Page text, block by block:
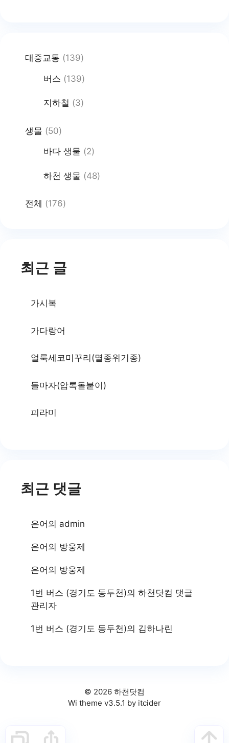
대중교통 (139)
버스 (139)
지하철 (3)
생물 (50)
바다 생물 (2)
하천 생물 (48)
전체 (176)
최근 글
가시복
가다랑어
얼룩세코미꾸리(멸종위기종)
돌마자(압록돌붙이)
피라미
최근 댓글
은어 의 admin
은어 의 방웅제
은어 의 방웅제
1번 버스 (경기도 동두천)의 하천닷컴 댓글
관리자
1번 버스 (경기도 동두천)의 김하나린
© 2026 하천닷컴
Wi theme v3.5.1 by itcider